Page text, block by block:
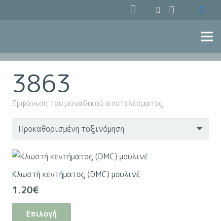
3863
Εμφάνιση του μοναδικού αποτελέσματος
Κλωστή κεντήματος (DMC) μουλινέ
1.20€
Επιλογή